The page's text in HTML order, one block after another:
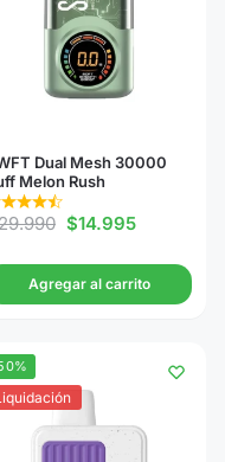
Dual Mesh 30000
Melon Rush
$14.995
Agregar al carrito